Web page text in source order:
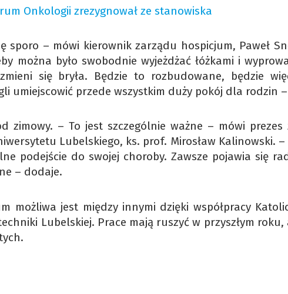
Onkologii zrezygnował ze stanowiska
sporo – mówi kierownik zarządu hospicjum, Paweł
można było swobodnie wyjeżdżać łóżkami i
się bryła. Będzie to rozbudowane, będzie
umiejscowić przede wszystkim duży pokój dla rodzin
zimowy. – To jest szczególnie ważne – mówi
Lubelskiego, ks. prof. Mirosław Kalinowski. –
podejście do swojej choroby. Zawsze pojawia się
– dodaje.
możliwa jest między innymi dzięki współpracy
Lubelskiej. Prace mają ruszyć w przyszłym